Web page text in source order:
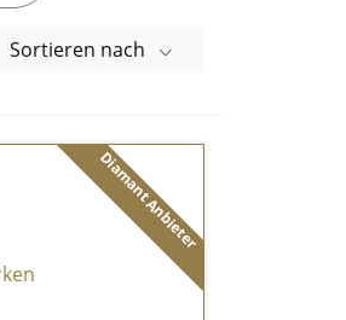
Sortieren nach
Diamant Anbieter